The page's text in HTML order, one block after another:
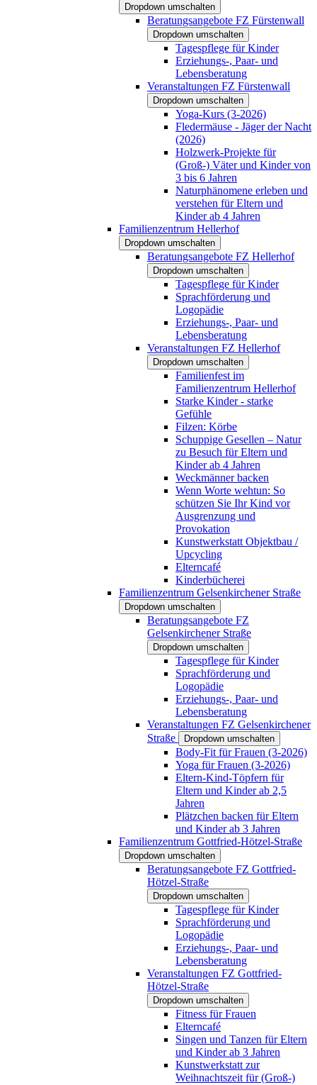
Dropdown umschalten
Beratungsangebote FZ Fürstenwall
Dropdown umschalten
Tagespflege für Kinder
Erziehungs-, Paar- und
Lebensberatung
Veranstaltungen FZ Fürstenwall
Dropdown umschalten
Yoga-Kurs (3-2026)
Fledermäuse - Jäger der Nacht
(2026)
Holzwerk-Projekte für
(Groß-) Väter und Kinder von
3 bis 6 Jahren
Naturphänomene erleben und
verstehen für Eltern und
Kinder ab 4 Jahren
Familienzentrum Hellerhof
Dropdown umschalten
Beratungsangebote FZ Hellerhof
Dropdown umschalten
Tagespflege für Kinder
Sprachförderung und
Logopädie
Erziehungs-, Paar- und
Lebensberatung
Veranstaltungen FZ Hellerhof
Dropdown umschalten
Familienfest im
Familienzentrum Hellerhof
Starke Kinder - starke
Gefühle
Filzen: Körbe
Schuppige Gesellen – Natur
zu Besuch für Eltern und
Kinder ab 4 Jahren
Weckmänner backen
Wenn Worte wehtun: So
schützen Sie Ihr Kind vor
Ausgrenzung und
Provokation
Kunstwerkstatt Objektbau /
Upcycling
Elterncafé
Kinderbücherei
Familienzentrum Gelsenkirchener Straße
Dropdown umschalten
Beratungsangebote FZ
Gelsenkirchener Straße
Dropdown umschalten
Tagespflege für Kinder
Sprachförderung und
Logopädie
Erziehungs-, Paar- und
Lebensberatung
Veranstaltungen FZ Gelsenkirchener
Straße
Dropdown umschalten
Body-Fit für Frauen (3-2026)
Yoga für Frauen (3-2026)
Eltern-Kind-Töpfern für
Eltern und Kinder ab 2,5
Jahren
Plätzchen backen für Eltern
und Kinder ab 3 Jahren
Familienzentrum Gottfried-Hötzel-Straße
Dropdown umschalten
Beratungsangebote FZ Gottfried-
Hötzel-Straße
Dropdown umschalten
Tagespflege für Kinder
Sprachförderung und
Logopädie
Erziehungs-, Paar- und
Lebensberatung
Veranstaltungen FZ Gottfried-
Hötzel-Straße
Dropdown umschalten
Fitness für Frauen
Elterncafé
Singen und Tanzen für Eltern
und Kinder ab 3 Jahren
Kunstwerkstatt zur
Weihnachtszeit für (Groß-)